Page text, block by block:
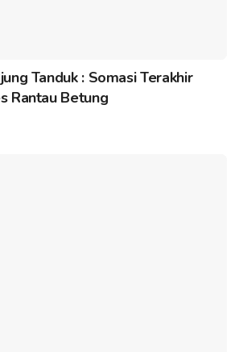
Tanduk : Somasi Terakhir
Rantau Betung